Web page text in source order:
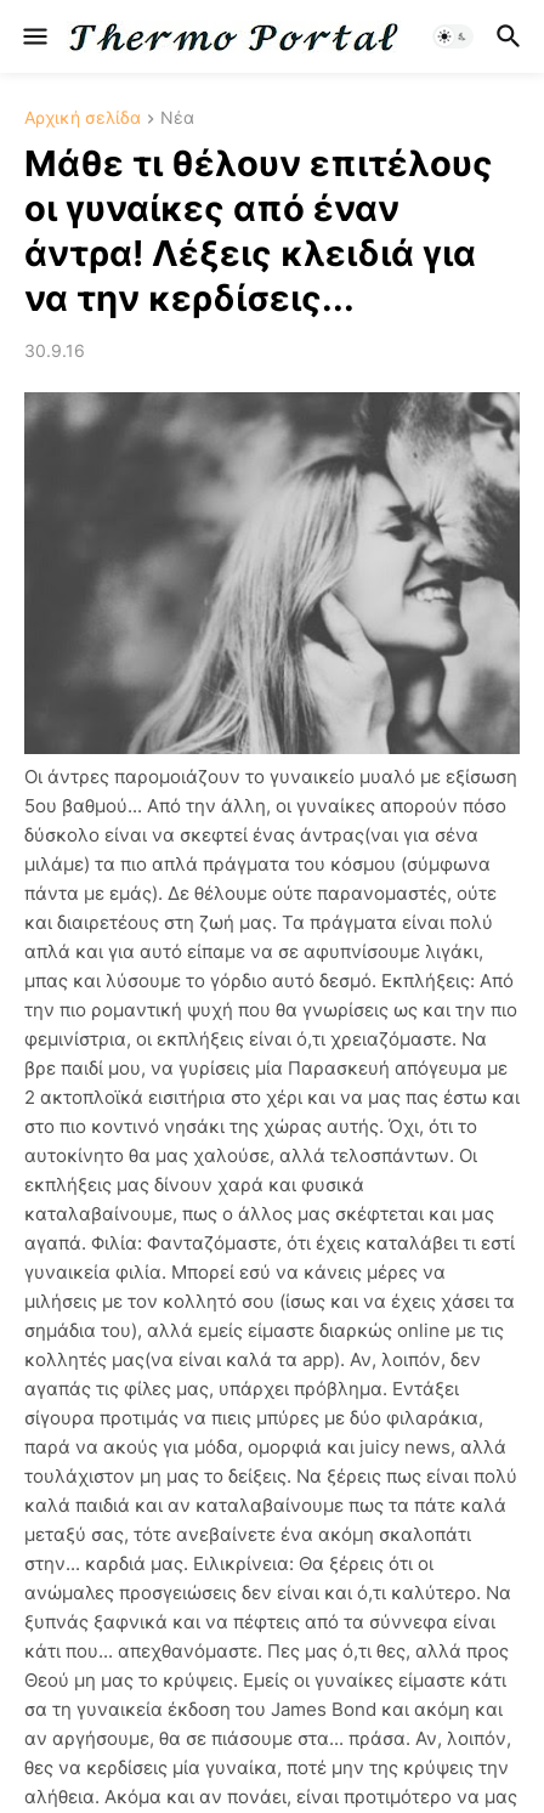
Αρχική σελίδα Νέα
Μάθε τι θέλουν επιτέλους
οι γυναίκες από έναν
άντρα! Λέξεις κλειδιά για
να την κερδίσεις...
30.9.16
Οι άντρες παρομοιάζουν το γυναικείο μυαλό με εξίσωση
5ου βαθμού... Από την άλλη, οι γυναίκες απορούν πόσο
δύσκολο είναι να σκεφτεί ένας άντρας(ναι για σένα
μιλάμε) τα πιο απλά πράγματα του κόσμου (σύμφωνα
πάντα με εμάς). Δε θέλουμε ούτε παρανομαστές, ούτε
και διαιρετέους στη ζωή μας. Τα πράγματα είναι πολύ
απλά και για αυτό είπαμε να σε αφυπνίσουμε λιγάκι,
μπας και λύσουμε το γόρδιο αυτό δεσμό. Εκπλήξεις: Από
την πιο ρομαντική ψυχή που θα γνωρίσεις ως και την πιο
φεμινίστρια, οι εκπλήξεις είναι ό,τι χρειαζόμαστε. Να
βρε παιδί μου, να γυρίσεις μία Παρασκευή απόγευμα με
2 ακτοπλοϊκά εισιτήρια στο χέρι και να μας πας έστω και
στο πιο κοντινό νησάκι της χώρας αυτής. Όχι, ότι το
αυτοκίνητο θα μας χαλούσε, αλλά τελοσπάντων. Οι
εκπλήξεις μας δίνουν χαρά και φυσικά
καταλαβαίνουμε, πως ο άλλος μας σκέφτεται και μας
αγαπά. Φιλία: Φανταζόμαστε, ότι έχεις καταλάβει τι εστί
γυναικεία φιλία. Μπορεί εσύ να κάνεις μέρες να
μιλήσεις με τον κολλητό σου (ίσως και να έχεις χάσει τα
σημάδια του), αλλά εμείς είμαστε διαρκώς online με τις
κολλητές μας(να είναι καλά τα app). Αν, λοιπόν, δεν
αγαπάς τις φίλες μας, υπάρχει πρόβλημα. Εντάξει
σίγουρα προτιμάς να πιεις μπύρες με δύο φιλαράκια,
παρά να ακούς για μόδα, ομορφιά και juicy news, αλλά
τουλάχιστον μη μας το δείξεις. Να ξέρεις πως είναι πολύ
καλά παιδιά και αν καταλαβαίνουμε πως τα πάτε καλά
μεταξύ σας, τότε ανεβαίνετε ένα ακόμη σκαλοπάτι
στην... καρδιά μας. Ειλικρίνεια: Θα ξέρεις ότι οι
ανώμαλες προσγειώσεις δεν είναι και ό,τι καλύτερο. Να
ξυπνάς ξαφνικά και να πέφτεις από τα σύννεφα είναι
κάτι που... απεχθανόμαστε. Πες μας ό,τι θες, αλλά προς
Θεού μη μας το κρύψεις. Εμείς οι γυναίκες είμαστε κάτι
σα τη γυναικεία έκδοση του James Bond και ακόμη και
αν αργήσουμε, θα σε πιάσουμε στα... πράσα. Αν, λοιπόν,
θες να κερδίσεις μία γυναίκα, ποτέ μην της κρύψεις την
αλήθεια. Ακόμα και αν πονάει, είναι προτιμότερο να μας